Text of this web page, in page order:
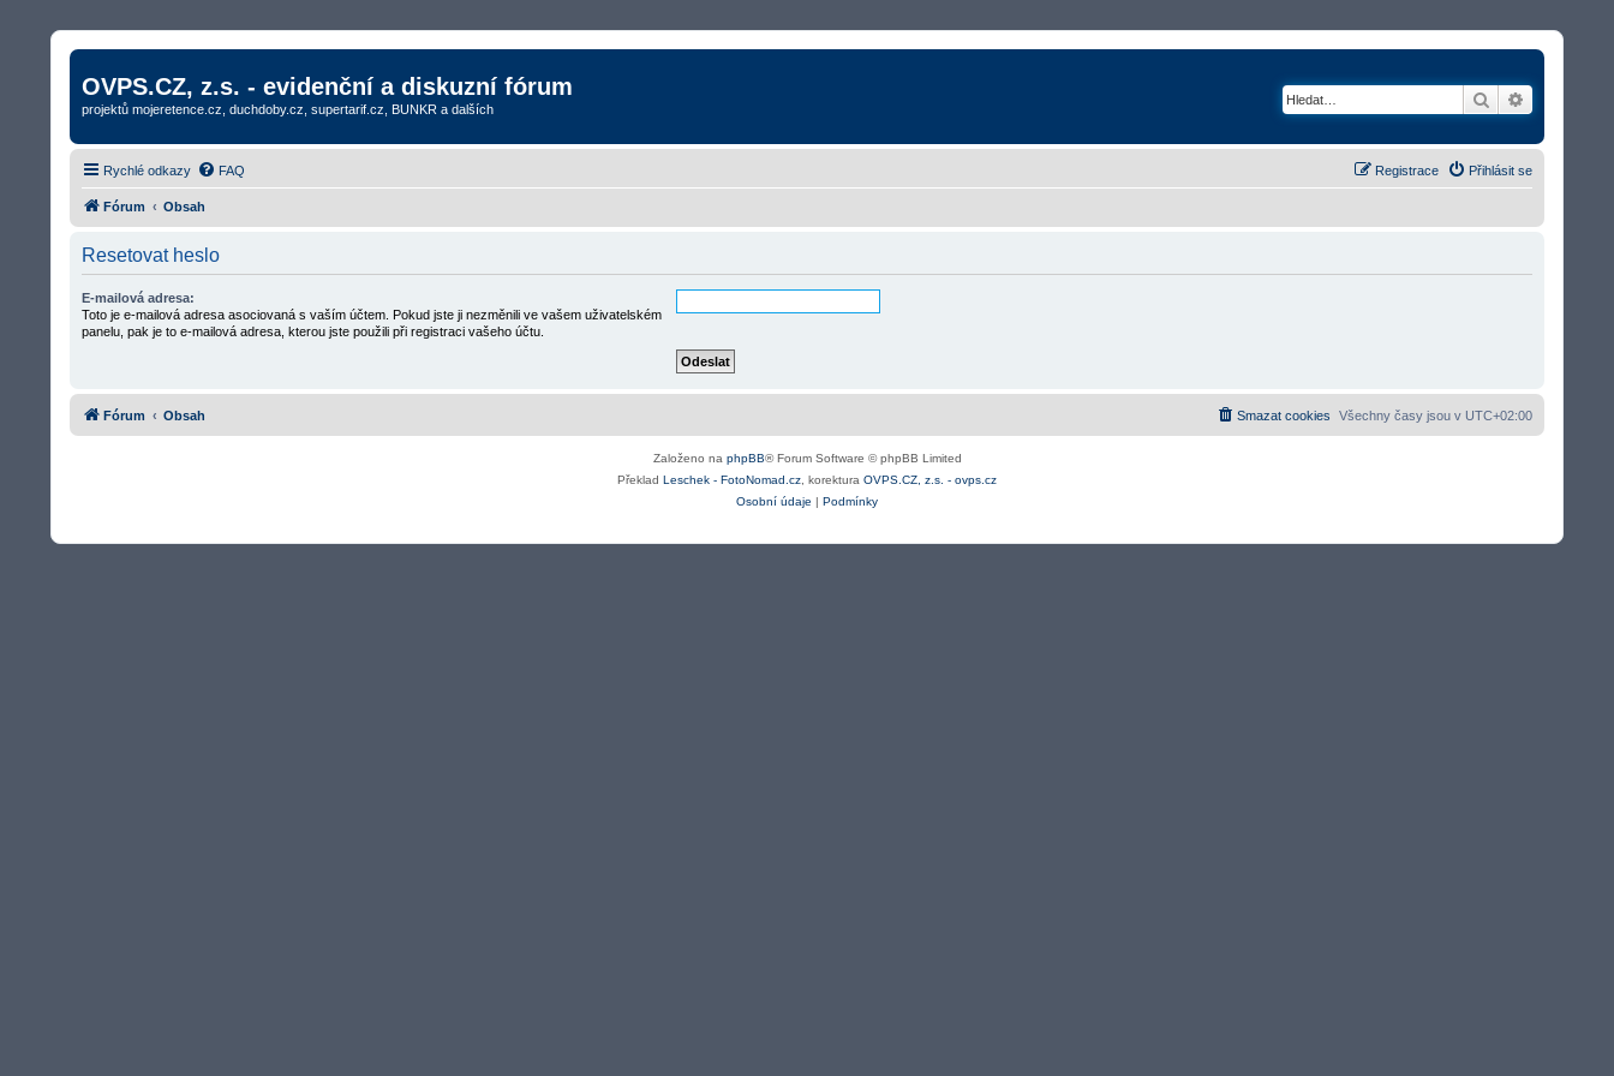
OVPS.CZ, z.s. - evidenční a diskuzní fórum
projektů mojeretence.cz, duchdoby.cz, supertarif.cz, BUNKR a dalších Hledat
Rychlé odkazy FAQ Přihlásit se
Registrace
Fórum Obsah
Resetovat heslo
E-mailová adresa:
Toto je e-mailová adresa asociovaná s vaším účtem. Pokud jste ji nezměnili ve vašem uživatelském
panelu, pak je to e-mailová adresa, kterou jste použili při registraci vašeho účtu.
Fórum Obsah Všechny časy jsou v UTC+02:00
Smazat cookies
Založeno na phpBB® Forum Software © phpBB Limited
Překlad Leschek - FotoNomad.cz , korektura OVPS.CZ, z.s. - ovps.cz
Osobní údaje | Podmínky